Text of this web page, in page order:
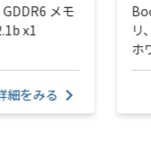
メモ
x1
細をみる
リ
ホ